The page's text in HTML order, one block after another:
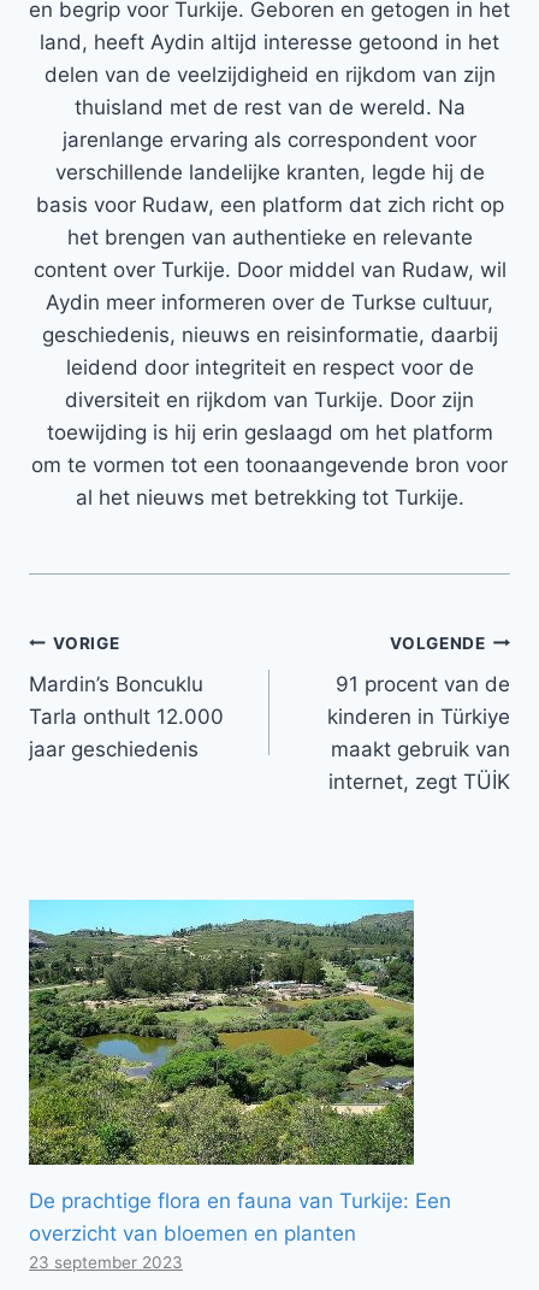
en begrip voor Turkije. Geboren en getogen in het
land, heeft Aydin altijd interesse getoond in het
delen van de veelzijdigheid en rijkdom van zijn
thuisland met de rest van de wereld. Na
jarenlange ervaring als correspondent voor
verschillende landelijke kranten, legde hij de
basis voor Rudaw, een platform dat zich richt op
het brengen van authentieke en relevante
content over Turkije. Door middel van Rudaw, wil
Aydin meer informeren over de Turkse cultuur,
geschiedenis, nieuws en reisinformatie, daarbij
leidend door integriteit en respect voor de
diversiteit en rijkdom van Turkije. Door zijn
toewijding is hij erin geslaagd om het platform
om te vormen tot een toonaangevende bron voor
al het nieuws met betrekking tot Turkije.
Bericht
navigatie
VORIGE
Mardin’s Boncuklu
Tarla onthult 12.000
jaar geschiedenis
VOLGENDE
91 procent van de
kinderen in Türkiye
maakt gebruik van
internet, zegt TÜİK
De prachtige flora en fauna van Turkije: Een
overzicht van bloemen en planten
23 september 2023